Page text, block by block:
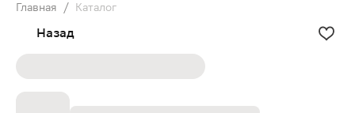
Главная / Каталог
Назад